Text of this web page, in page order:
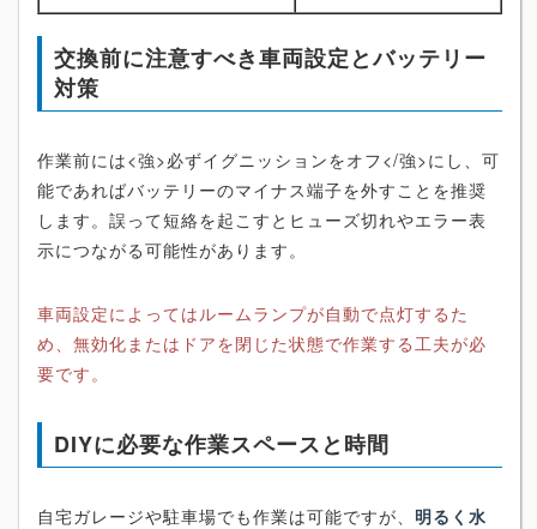
交換前に注意すべき車両設定とバッテリー
対策
作業前には<強>必ずイグニッションをオフ</強>にし、可
能であればバッテリーのマイナス端子を外すことを推奨
します。誤って短絡を起こすとヒューズ切れやエラー表
示につながる可能性があります。
車両設定によってはルームランプが自動で点灯するた
め、無効化またはドアを閉じた状態で作業する工夫が必
要です。
DIYに必要な作業スペースと時間
自宅ガレージや駐車場でも作業は可能ですが、 明るく水